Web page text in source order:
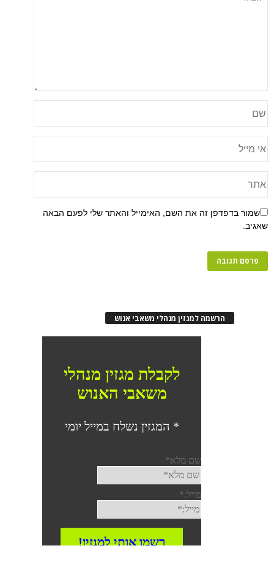
זה את השם, האימייל והאתר שלי לפעם הבאה
הרשמה למגזין מנהלי משאבי אנוש